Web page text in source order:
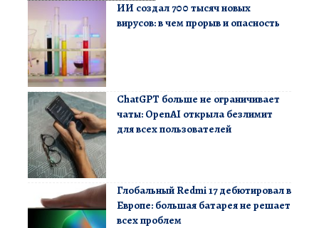
ИИ создал 700 тысяч новых
вирусов: в чем прорыв и опасность
ChatGPT больше не ограничивает
чаты: OpenAI открыла безлимит
для всех пользователей
Глобальный Redmi 17 дебютировал в
Европе: большая батарея не решает
всех проблем